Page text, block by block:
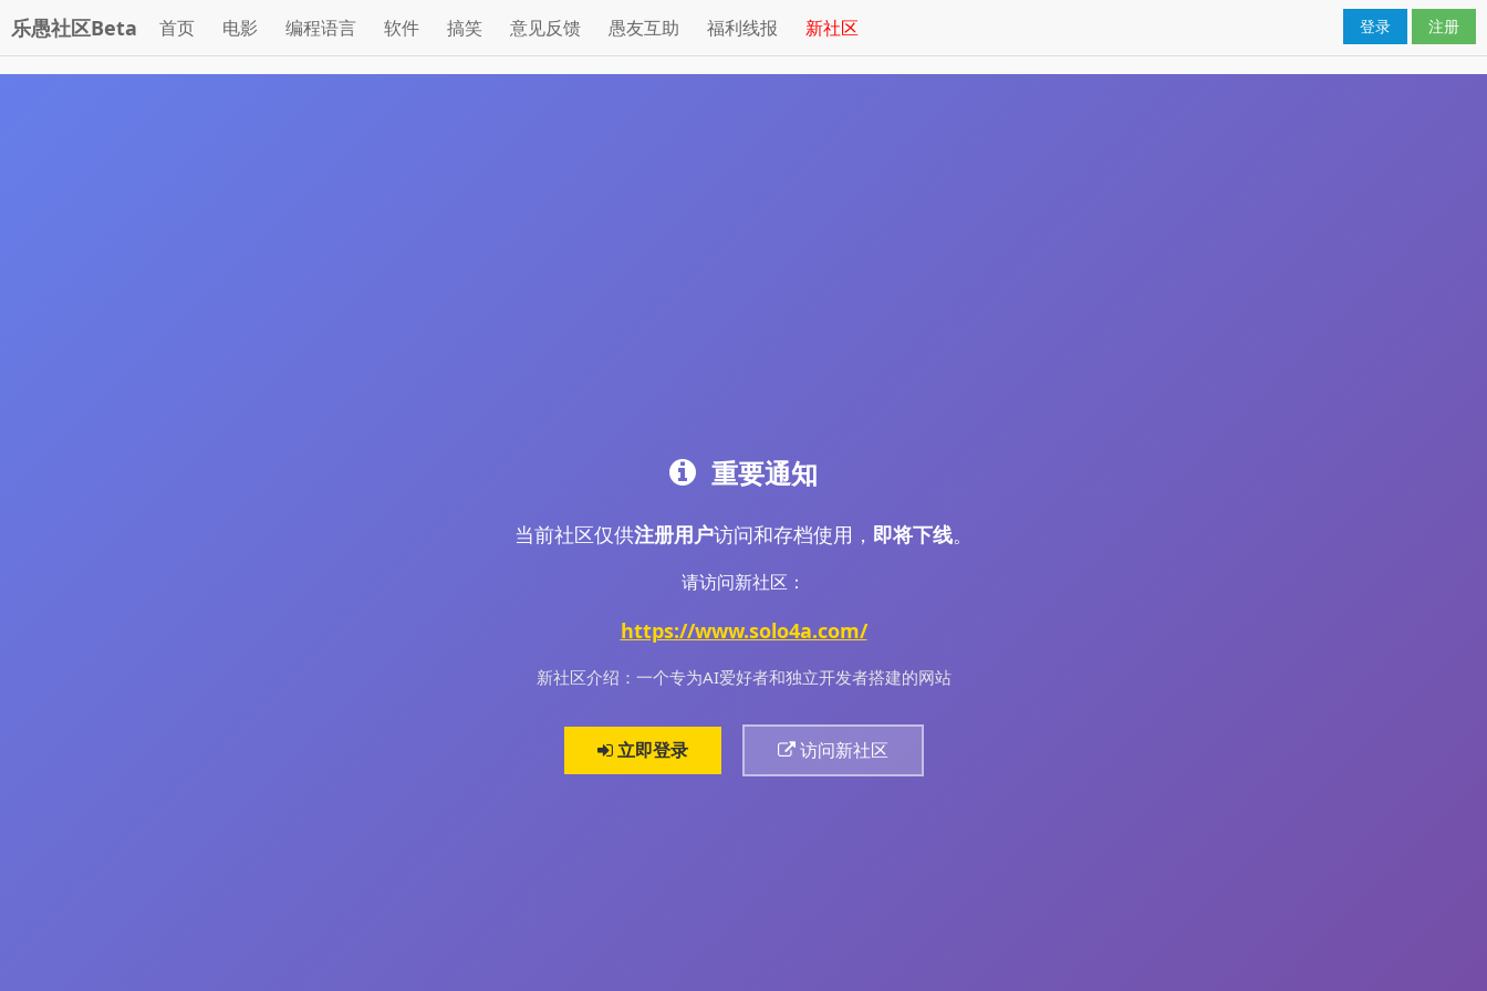
乐愚社区Beta 首页 电影 编程语言 软件 搞笑 意见反馈 愚友互助 福利线报 新社区 登录 注册
重要通知
当前社区仅供注册用户访问和存档使用， 即将下线。
请访问新社区：
https://www.solo4a.com/
新社区介绍：一个专为AI爱好者和独立开发者搭建的网站
立即登录 访问新社区